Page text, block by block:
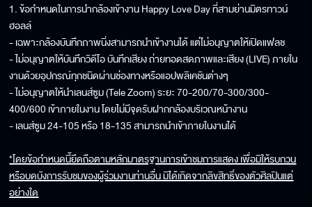
1. ข้อกำหนดในการนำกล้องเข้างาน Happy Love Day ที่สามย่านมิตรทาวน์
ฮอลล์
- เฉพาะกล้องบันทึกภาพนิ่งสามารถนำเข้างานได้ แต่ไม่อนุญาตให้เปิดแฟลช
- ไม่อนุญาตให้บันทึกวิดีโอ บันทึกเสียง ถ่ายทอดสดภาพและเสียง (LIVE) ภายใน
งานด้วยอุปกรณ์ทุกชนิดผ่านช่องทางหรือแอปพลิเคชันต่างๆ
- ไม่อนุญาตให้นำเลนส์ซูม (Tele Zoom) ระยะ 70-200/70-300/300-
400/600 เข้าภายในงาน โดยไม่มีจุดรับฝากกล้องบริเวณหน้างาน
- เลนส์ซูม 24-105 หรือ 18-135 สามารถนำเข้าภายในงานได้
*โดยข้อกำหนดนี้ยึดถือตามหลักมาตรฐานการเข้าชมการแสดง เพื่อมิให้รบกวน
หรือบดบังการรับชมของผู้ร่วมงานท่านอื่น มิได้เกิดจากลิขสิทธิ์ของตัวศิลปินแต่
อย่างใด